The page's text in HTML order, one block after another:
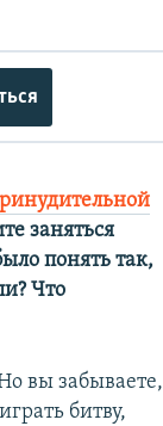
заняться
понять так,
Что
вы забываете,
битву,